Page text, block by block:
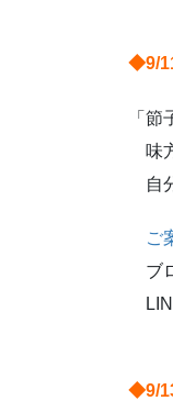
◆9/
「
味
自
ご
ブ
◆9/